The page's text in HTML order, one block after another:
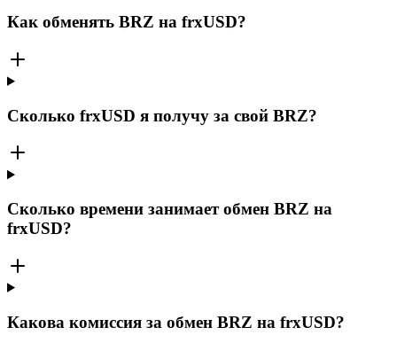
Как обменять BRZ на frxUSD?
Сколько frxUSD я получу за свой BRZ?
Сколько времени занимает обмен BRZ на
frxUSD?
Какова комиссия за обмен BRZ на frxUSD?